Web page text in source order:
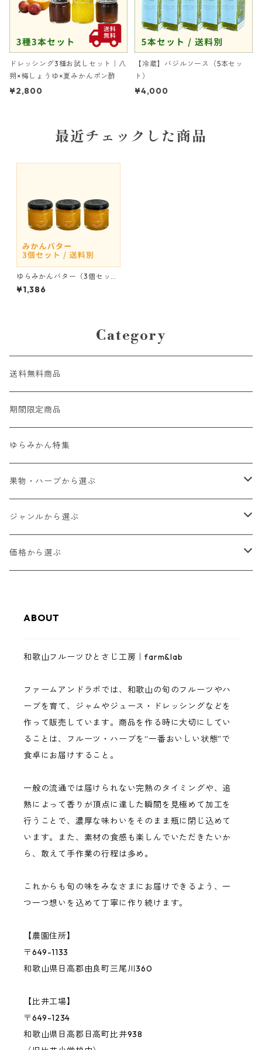
ドレッシング3種お試しセット｜八
朔×梅しょうゆ×夏みかんポン酢
¥2,800
【冷蔵】バジルソース（5本セッ
ト）
¥4,000
最近チェックした商品
ゆらみかんバター（3個セッ
ト）
¥1,386
Category
送料無料商品
期間限定商品
ゆらみかん特集
果物・ハーブから選ぶ
ゆらみかん
甘夏
レモン
南高梅
まりひめいちご
バジル
ジャンルから選ぶ
和歌山フルーツジャム
ゼリー・スムージーゼリー
ジュース
調味料（ドレッシング・バジルソース）
価格から選ぶ
3,000円以下
5,000円以下
10,000円以下
ABOUT
和歌山フルーツひとさじ工房｜farm&lab
ファームアンドラボでは、和歌山の旬のフルーツやハ
ーブを育て、ジャムやジュース・ドレッシングなどを
作って販売しています。商品を作る時に大切にしてい
ることは、フルーツ・ハーブを“一番おいしい状態”で
食卓にお届けすること。
一般の流通では届けられない完熟のタイミングや、追
熟によって香りが頂点に達した瞬間を見極めて加工を
行うことで、濃厚な味わいをそのまま瓶に閉じ込めて
います。また、素材の食感も楽しんでいただきたいか
ら、敢えて手作業の行程は多め。
これからも旬の味をみなさまにお届けできるよう、一
つ一つ想いを込めて丁寧に作り続けます。
【農園住所】
〒649-1133
和歌山県日高郡由良町三尾川360
【比井工場】
〒649-1234
和歌山県日高郡日高町比井938